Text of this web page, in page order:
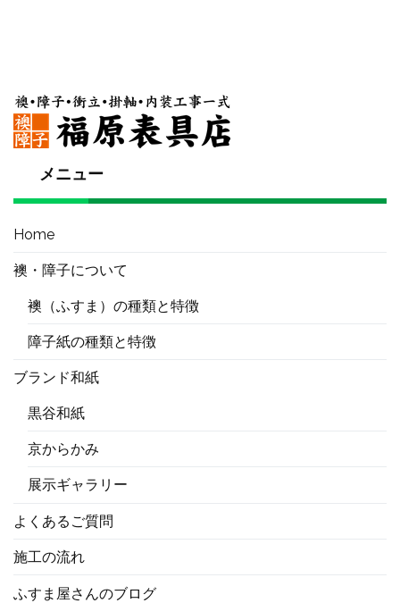
メニュー
Home
襖・障子について
襖（ふすま）の種類と特徴
障子紙の種類と特徴
ブランド和紙
黒谷和紙
京からかみ
展示ギャラリー
よくあるご質問
施工の流れ
ふすま屋さんのブログ